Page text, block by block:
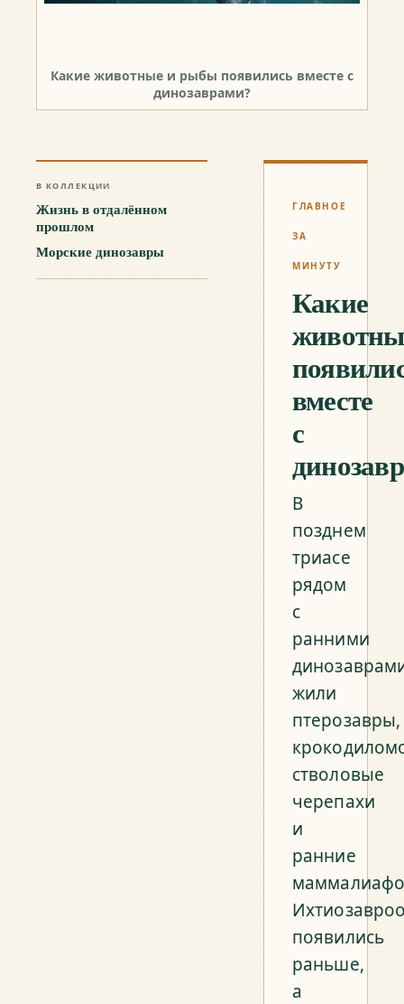
Какие животные и рыбы появились вместе с
динозаврами?
В КОЛЛЕКЦИИ
Жизнь в отдалённом
прошлом
Морские динозавры
ГЛАВНОЕ
ЗА
МИНУТУ
Какие
вместе
с
В
позднем
триасе
рядом
с
ранними
жили
птерозавры,
стволовые
черепахи
и
ранние
появились
раньше,
а